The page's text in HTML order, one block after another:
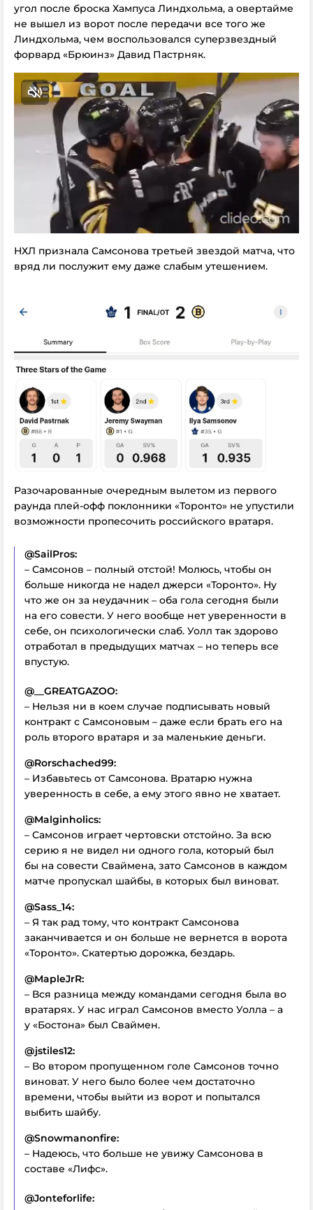
угол после броска Хампуса Линдхольма, а овертайме
не вышел из ворот после передачи все того же
Линдхольма, чем воспользовался суперзвездный
форвард «Брюинз» Давид Пастрняк.
НХЛ признала Самсонова третьей звездой матча, что
вряд ли послужит ему даже слабым утешением.
Разочарованные очередным вылетом из первого
раунда плей-офф поклонники «Торонто» не упустили
возможности пропесочить российского вратаря.
@SailPros:
– Самсонов – полный отстой! Молюсь, чтобы он
больше никогда не надел джерси «Торонто». Ну
что же он за неудачник – оба гола сегодня были
на его совести. У него вообще нет уверенности в
себе, он психологически слаб. Уолл так здорово
отработал в предыдущих матчах – но теперь все
впустую.
@__GREATGAZOO:
– Нельзя ни в коем случае подписывать новый
контракт с Самсоновым – даже если брать его на
роль второго вратаря и за маленькие деньги.
@Rorschached99:
– Избавьтесь от Самсонова. Вратарю нужна
уверенность в себе, а ему этого явно не хватает.
@Malginholics:
– Самсонов играет чертовски отстойно. За всю
серию я не видел ни одного гола, который был
бы на совести Сваймена, зато Самсонов в каждом
матче пропускал шайбы, в которых был виноват.
@Sass_14:
– Я так рад тому, что контракт Самсонова
заканчивается и он больше не вернется в ворота
«Торонто». Скатертью дорожка, бездарь.
@MapleJrR:
– Вся разница между командами сегодня была во
вратарях. У нас играл Самсонов вместо Уолла – а
у «Бостона» был Сваймен.
@jstiles12:
– Во втором пропущенном голе Самсонов точно
виноват. У него было более чем достаточно
времени, чтобы выйти из ворот и попытался
выбить шайбу.
@Snowmanonfire:
– Надеюсь, что больше не увижу Самсонова в
составе «Лифс».
@Jonteforlife: